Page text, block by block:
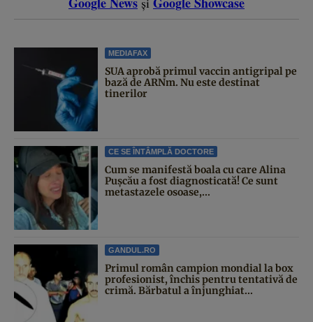
MEDIAFAX
SUA aprobă primul vaccin antigripal pe
bază de ARNm. Nu este destinat
tinerilor
CE SE ÎNTÂMPLĂ DOCTORE
Cum se manifestă boala cu care Alina
Pușcău a fost diagnosticată! Ce sunt
metastazele osoase,...
GANDUL.RO
Primul român campion mondial la box
profesionist, închis pentru tentativă de
crimă. Bărbatul a înjunghiat...